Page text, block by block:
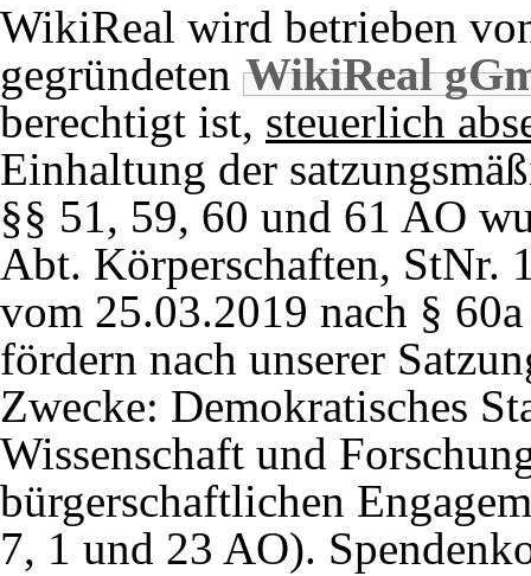
06.05.2015 Stuttgart 21 : Beitrag
Stuttgart 21/Leistung
WikiReal wird betrieben
gegründeten WikiReal
berechtigt ist, steuerlich
Einhaltung der
§§ 51, 59, 60 und 61 AO
Abt. Körperschaften, StNr.
vom 25.03.2019 nach §
fördern nach unserer
Zwecke: Demokratisches
Wissenschaft und
bürgerschaftlichen
7, 1 und 23 AO).